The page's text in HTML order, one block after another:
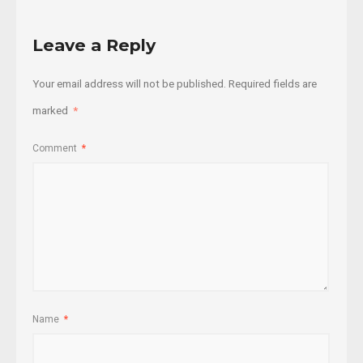
Leave a Reply
Your email address will not be published. Required fields are
marked *
Comment *
Name *